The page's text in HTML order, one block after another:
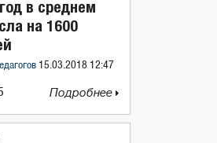
в среднем
на 1600
15.03.2018 12:47
Подробнее